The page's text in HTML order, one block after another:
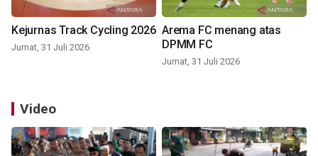
Kejurnas Track Cycling 2026
Jumat, 31 Juli 2026
Arema FC menang atas
DPMM FC
Jumat, 31 Juli 2026
Video